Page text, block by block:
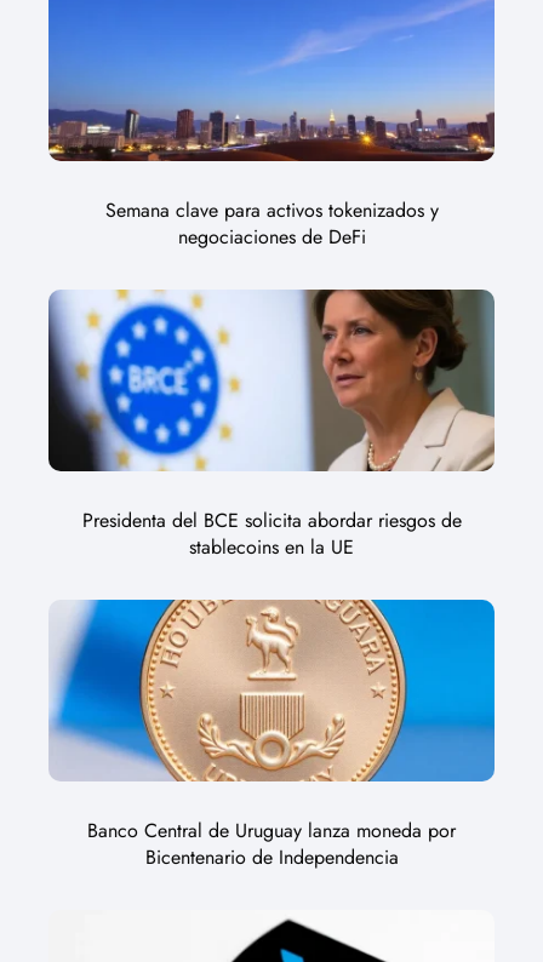
Semana clave para activos tokenizados y
negociaciones de DeFi
Presidenta del BCE solicita abordar riesgos de
stablecoins en la UE
Banco Central de Uruguay lanza moneda por
Bicentenario de Independencia